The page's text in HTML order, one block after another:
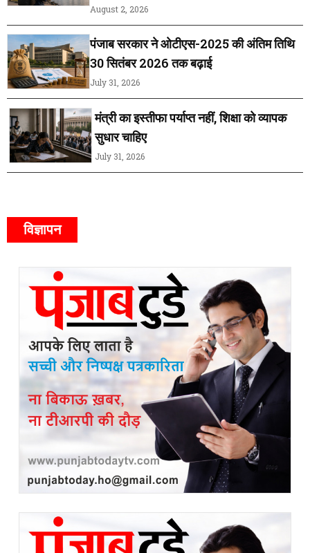
August 2, 2026
पंजाब सरकार ने ओटीएस-2025 की अंतिम तिथि
30 सितंबर 2026 तक बढ़ाई
July 31, 2026
मंत्री का इस्तीफा पर्याप्त नहीं, शिक्षा को व्यापक
सुधार चाहिए
July 31, 2026
विज्ञापन